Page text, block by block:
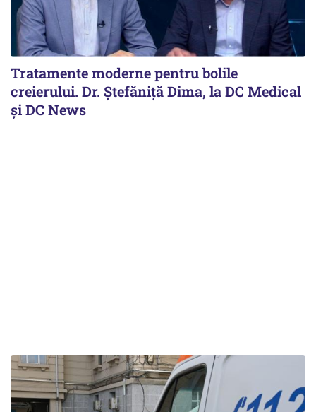
Tratamente moderne pentru bolile
creierului. Dr. Ștefăniță Dima, la DC Medical
și DC News